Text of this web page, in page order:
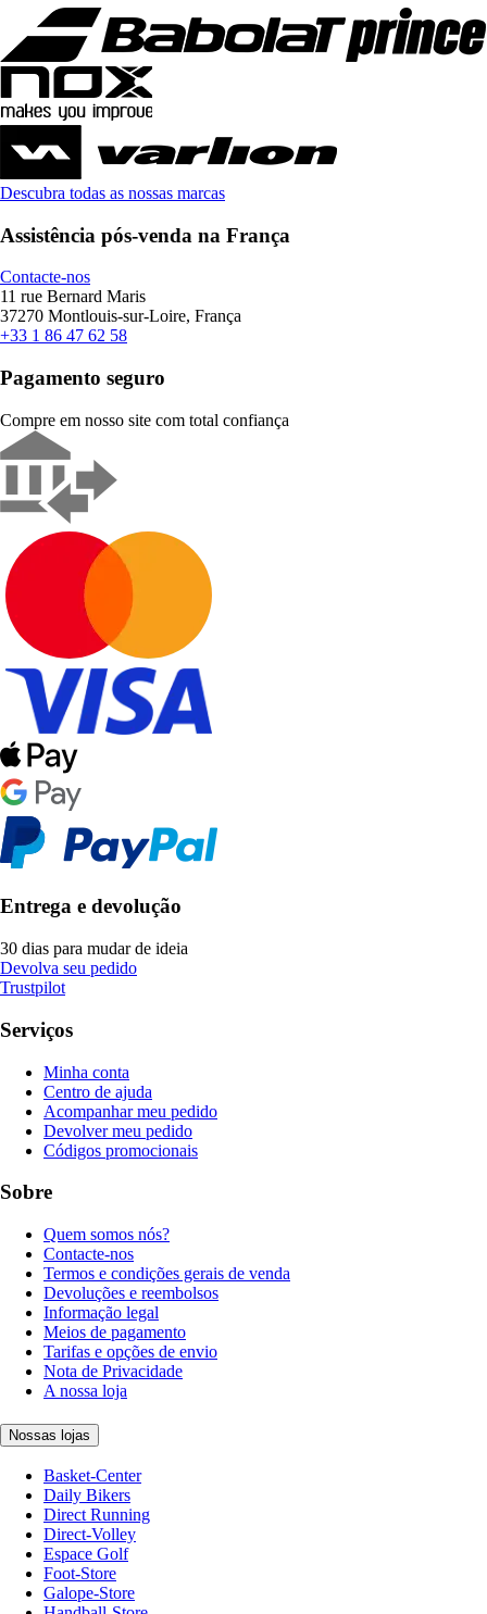
Descubra todas as nossas marcas
Assistência pós-venda na França
Contacte-nos
11 rue Bernard Maris
37270 Montlouis-sur-Loire, França
+33 1 86 47 62 58
Pagamento seguro
Compre em nosso site com total confiança
Entrega e devolução
30 dias para mudar de ideia
Devolva seu pedido
Trustpilot
Serviços
Minha conta
Centro de ajuda
Acompanhar meu pedido
Devolver meu pedido
Códigos promocionais
Sobre
Quem somos nós?
Contacte-nos
Termos e condições gerais de venda
Devoluções e reembolsos
Informação legal
Meios de pagamento
Tarifas e opções de envio
Nota de Privacidade
A nossa loja
Nossas lojas
Basket-Center
Daily Bikers
Direct Running
Direct-Volley
Espace Golf
Foot-Store
Galope-Store